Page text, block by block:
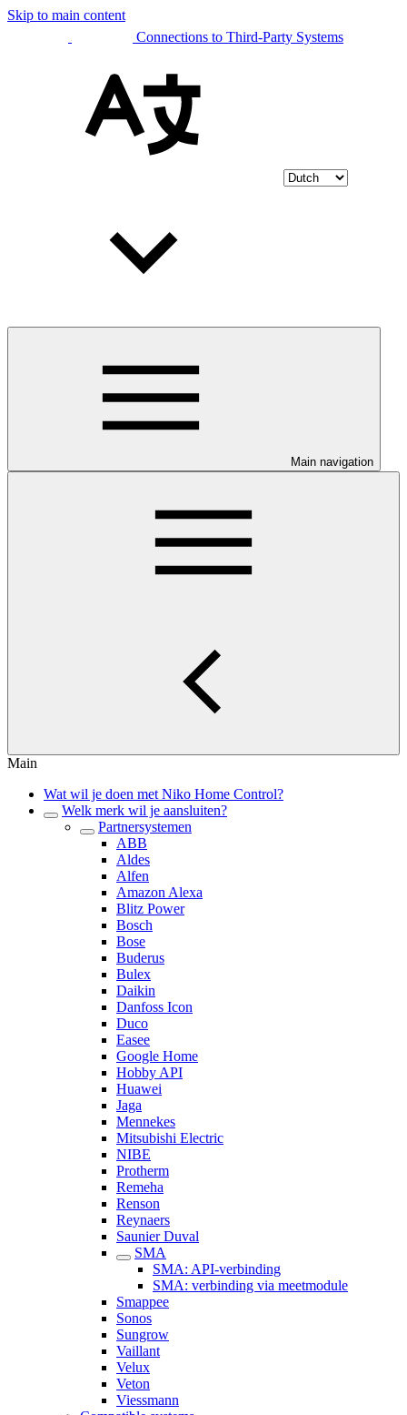
Skip to main content
Connections to Third-Party Systems
Main navigation
Main
Wat wil je doen met Niko Home Control?
Welk merk wil je aansluiten?
Partnersystemen
ABB
Aldes
Alfen
Amazon Alexa
Blitz Power
Bosch
Bose
Buderus
Bulex
Daikin
Danfoss Icon
Duco
Easee
Google Home
Hobby API
Huawei
Jaga
Mennekes
Mitsubishi Electric
NIBE
Protherm
Remeha
Renson
Reynaers
Saunier Duval
SMA
SMA: API-verbinding
SMA: verbinding via meetmodule
Smappee
Sonos
Sungrow
Vaillant
Velux
Veton
Viessmann